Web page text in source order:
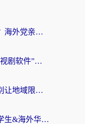
国外可以看央视影音吗知乎？海外党亲测有效的回国加速方案
海外党必看：选对“海外看电视剧软件”，再也不用愁国内剧刷不了
国外如何听国内音乐软件？别让地域限制，断了你的中文歌单
海外哪里能看奥运直播？留学生&海外华人必看的体育赛事观赛终极指南